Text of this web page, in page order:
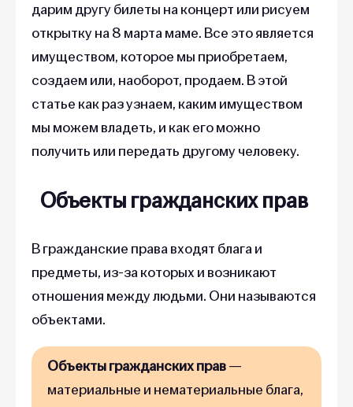
дарим другу билеты на концерт или рисуем
открытку на 8 марта маме. Все это является
имуществом, которое мы приобретаем,
создаем или, наоборот, продаем. В этой
статье как раз узнаем, каким имуществом
мы можем владеть, и как его можно
получить или передать другому человеку.
Объекты гражданских прав
В гражданские права входят блага и
предметы, из-за которых и возникают
отношения между людьми. Они называются
объектами.
Объекты гражданских прав—
материальные и нематериальные блага,